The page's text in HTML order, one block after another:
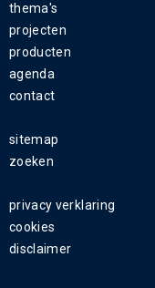
thema's
projecten
producten
agenda
contact
sitemap
zoeken
privacy verklaring
cookies
disclaimer